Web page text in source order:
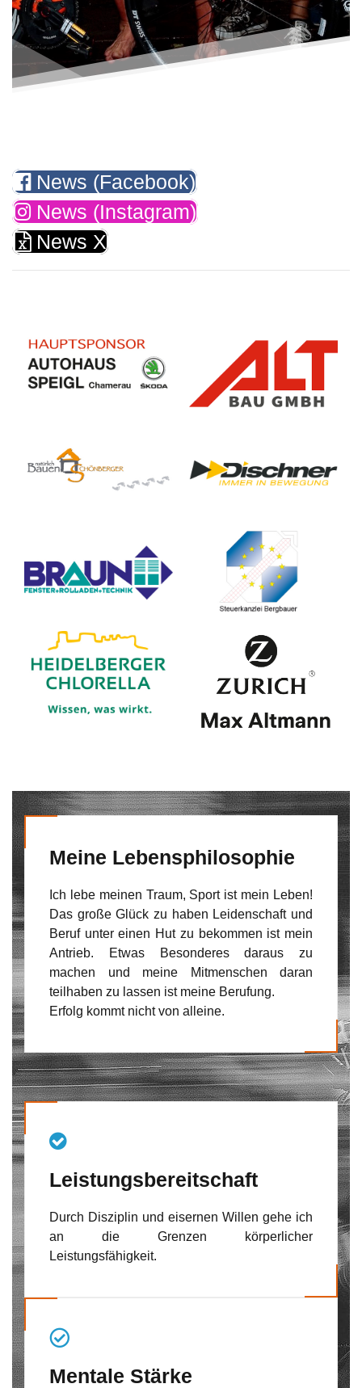
News (Facebook)
News (Instagram)
News X
Meine Lebensphilosophie
Ich lebe meinen Traum, Sport ist mein Leben!
Das große Glück zu haben Leidenschaft und
Beruf unter einen Hut zu bekommen ist mein
Antrieb. Etwas Besonderes daraus zu
machen und meine Mitmenschen daran
teilhaben zu lassen ist meine Berufung.
Erfolg kommt nicht von alleine.
Leistungsbereitschaft
Durch Disziplin und eisernen Willen gehe ich
an die Grenzen körperlicher
Leistungsfähigkeit.
Mentale Stärke